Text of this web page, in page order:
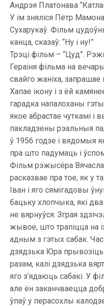
Андрэя Платонава
У ім зняліся Пётр
Сухарукаў. Фільм
канца, сказаў: “Ну і ну!”
Трэці фільм – “Цуд”.
Гераіня фільма на
свайго жаніха, запрашае
Хапае ікону і з ёй
гарадка напалоханы
якое абрастае чуткамі
пакладзены рэальныя
ў 1956 годзе і вядомыя
пра што падумаць і
Фільм рэжысёра
расказвае пра тое, як у
Іван і яго сямігадовы
бацьку хлопчыка, які
не вярнуўся. Зграя
жывое, што трапіцца на
адным з гэтых сабак.
дзядзька Юра
разам, калі дзядзька
яго з’ядаюць сабакі. У
але ён заканчваецца
ўпаў у перасохлы